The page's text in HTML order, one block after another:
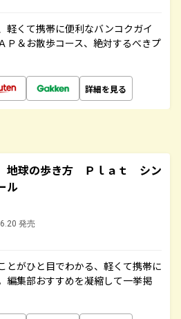
軽くて携帯に便利なバンコクガイ
Ｐ＆お散歩コース、絶対するべきプ
詳細を見る
地球の歩き方 Ｐｌａｔ シン
ル
発売
とがひと目でわかる、軽くて携帯に
編集部おすすめを凝縮して一挙掲